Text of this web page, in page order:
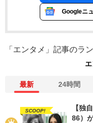
Googleニ
「エンタメ」記事のラ
最新 24時間
SCOOP!
【独
86）